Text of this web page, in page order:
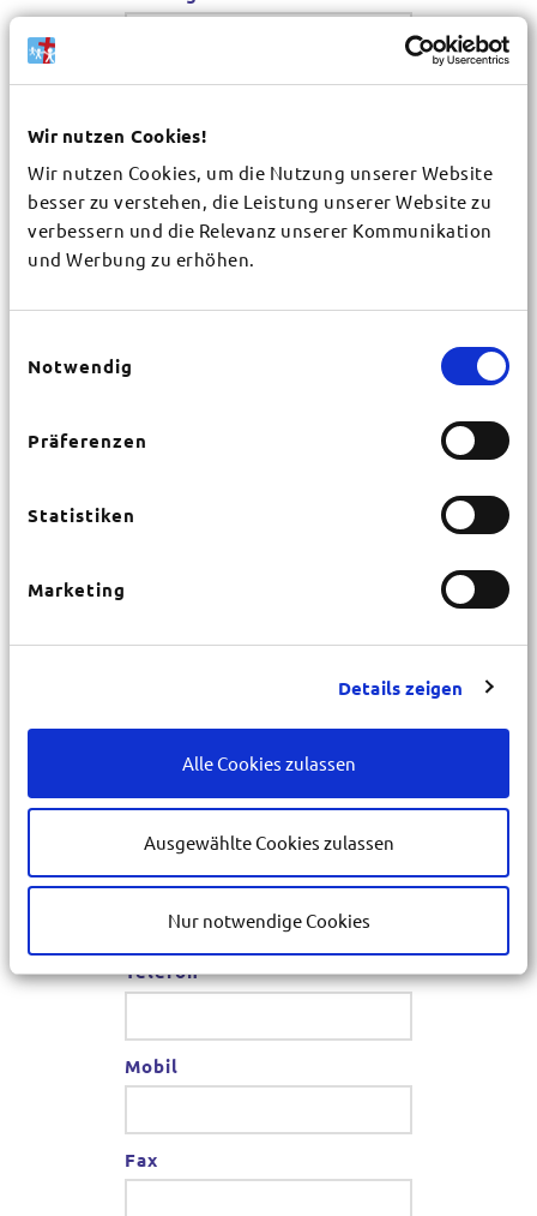
Wir nutzen Cookies!
Wir nutzen Cookies, um die Nutzung unserer Website
besser zu verstehen, die Leistung unserer Website zu
verbessern und die Relevanz unserer Kommunikation
und Werbung zu erhöhen.
Notwendig
Präferenzen
Statistiken
Marketing
Details zeigen
Alle Cookies zulassen
Ausgewählte Cookies zulassen
Nur notwendige Cookies
Gemeinde / Organisation
Vorname*
E-Mail*
Telefon*
Mobil
Fax